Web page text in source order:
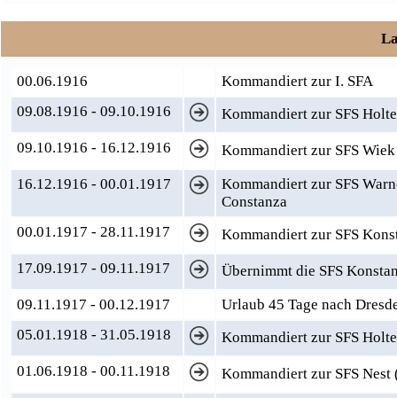
00.06.1916
Kommandiert zur I. SFA
09.08.1916 - 09.10.1916
Kommandiert zur SFS
09.10.1916 - 16.12.1916
Kommandiert zur SFS
16.12.1916 - 00.01.1917
Kommandiert zur SFS
Constanza
00.01.1917 - 28.11.1917
Kommandiert zur SFS
17.09.1917 - 09.11.1917
Übernimmt die SFS
09.11.1917 - 00.12.1917
Urlaub 45 Tage nach
05.01.1918 - 31.05.1918
Kommandiert zur SFS
01.06.1918 - 00.11.1918
Kommandiert zur SFS